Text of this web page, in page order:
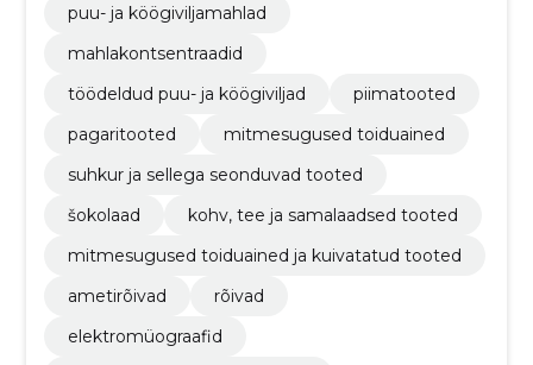
puu- ja köögiviljamahlad
mahlakontsentraadid
töödeldud puu- ja köögiviljad
piimatooted
pagaritooted
mitmesugused toiduained
suhkur ja sellega seonduvad tooted
šokolaad
kohv, tee ja samalaadsed tooted
mitmesugused toiduained ja kuivatatud tooted
ametirõivad
rõivad
elektromüograafid